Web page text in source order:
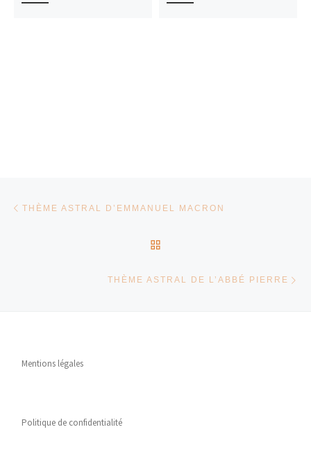
THÈME ASTRAL D’EMMANUEL MACRON
THÈME ASTRAL DE L’ABBÉ PIERRE
Mentions légales
Politique de confidentialité